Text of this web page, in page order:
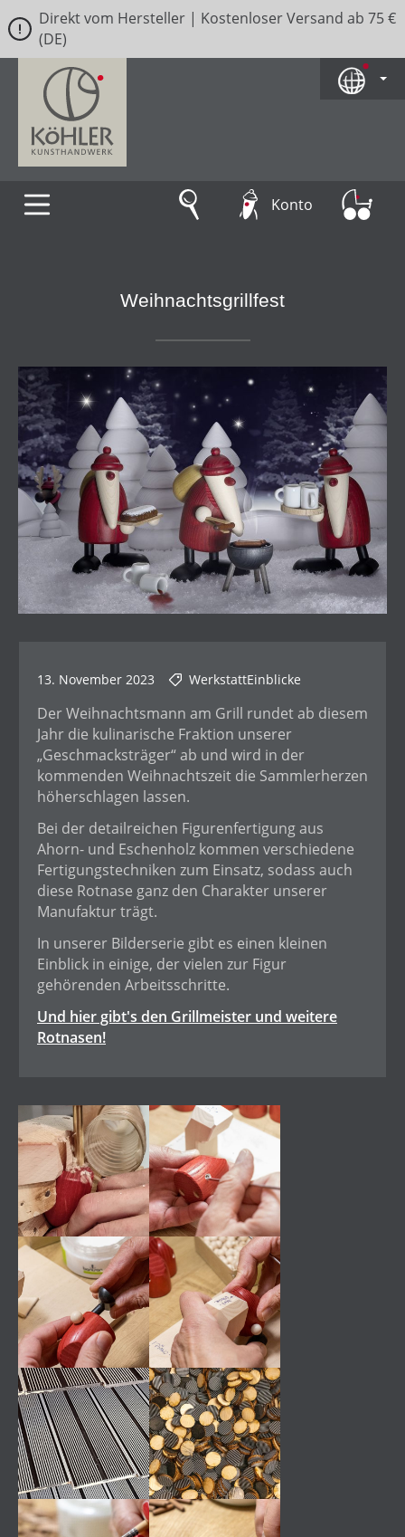
Zum Hauptinhalt springen
Direkt vom Hersteller | Kostenloser Versand ab 75 €
(DE)
Konto
Weihnachtsgrillfest
13. November 2023 WerkstattEinblicke
Der Weihnachtsmann am Grill rundet ab diesem
Jahr die kulinarische Fraktion unserer
„Geschmacksträger“ ab und wird in der
kommenden Weihnachtszeit die Sammlerherzen
höherschlagen lassen.
Bei der detailreichen Figurenfertigung aus
Ahorn- und Eschenholz kommen verschiedene
Fertigungstechniken zum Einsatz, sodass auch
diese Rotnase ganz den Charakter unserer
Manufaktur trägt.
In unserer Bilderserie gibt es einen kleinen
Einblick in einige, der vielen zur Figur
gehörenden Arbeitsschritte.
Und hier gibt's den Grillmeister und weitere
Rotnasen!